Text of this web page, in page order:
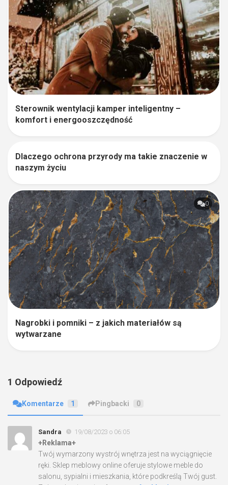
Sterownik wentylacji kamper inteligentny –
komfort i energooszczędność
0
Dlaczego ochrona przyrody ma takie znaczenie w
naszym życiu
0
Nagrobki i pomniki – z jakich materiałów są
wytwarzane
1 Odpowiedź
Komentarze 1 Pingbacki 0
Sandra 19/08/2023 o 06:05
+Reklama+
Twój wymarzony wystrój wnętrza jest na wyciągnięcie
ręki. Sklep meblowy online oferuje stylowe meble do
salonu, sypialni i mieszkania, które podkreślą Twój gust.